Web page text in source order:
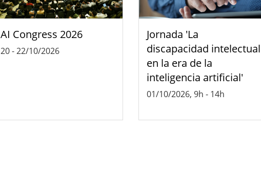
AI Congress 2026
20-22/10/2026
Jornada 'La
discapacidad intelectual
en la era de la
inteligencia artificial'
01/10/2026, 9h - 14h